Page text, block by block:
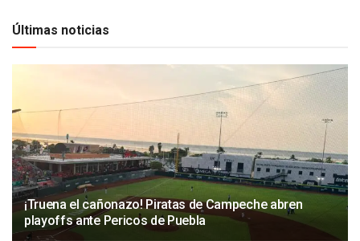
Últimas noticias
¡Truena el cañonazo! Piratas de Campeche abren
playoffs ante Pericos de Puebla